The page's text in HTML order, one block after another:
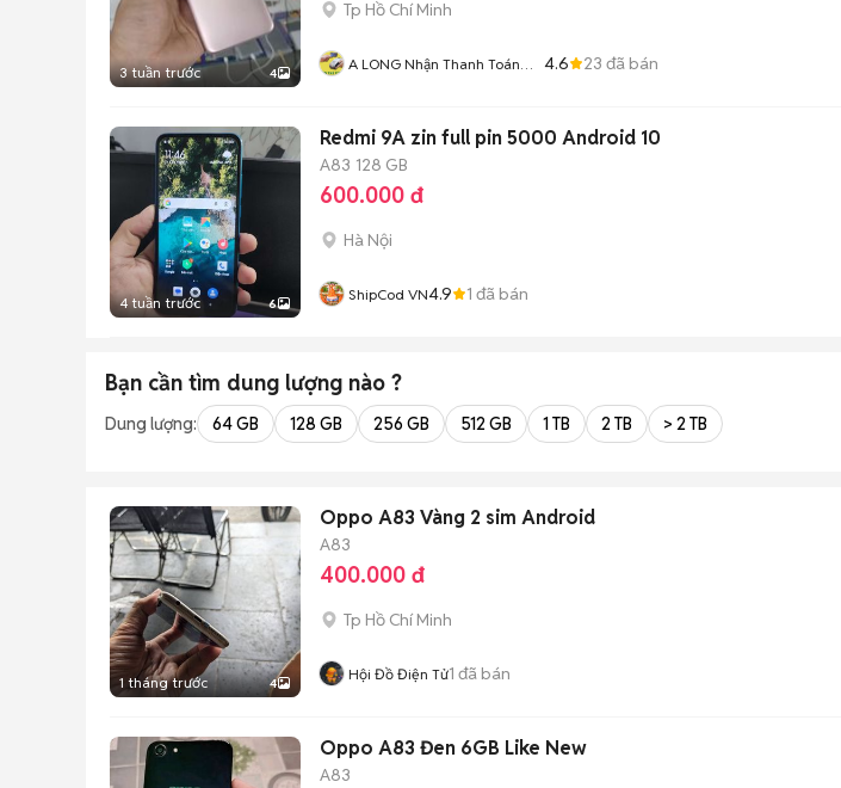
3 tuần trước 4
Tp Hồ Chí Minh
A LONG Nhận Thanh Toán
4.6 23 đã bán
4 tuần trước 6
Redmi 9A zin full pin 5000 Android 10
A83 128 GB
600.000 đ
Hà Nội
ShipCod VN4.9 1 đã bán
Bạn cần tìm dung lượng nào ?
Dung lượng: 64 GB 128 GB 256 GB 512 GB 1 TB 2 TB > 2 TB
1 tháng trước 4
Oppo A83 Vàng 2 sim Android
A83
400.000 đ
Tp Hồ Chí Minh
Hội Đồ Điện Tử1 đã bán
Oppo A83 Đen 6GB Like New
A83